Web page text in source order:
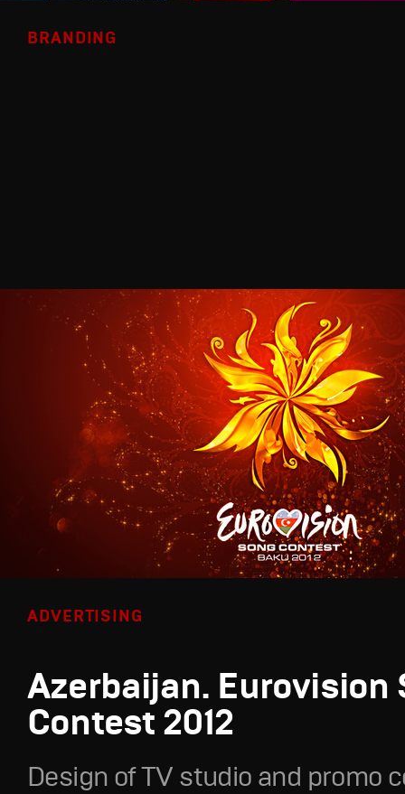
BRANDING
ADVERTISING
Azerbaijan. Eurovision
Contest 2012
Design of TV studio and promo